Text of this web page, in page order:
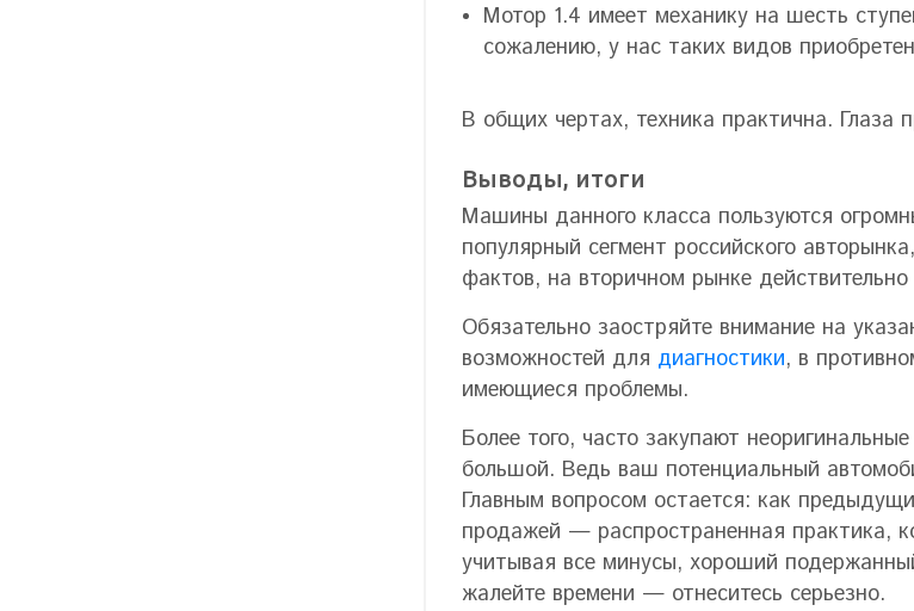
Мотор 1.4 имеет механику на шесть
сожалению, у нас таких видов
В общих чертах, техника практична. Глаза
Выводы, итоги
Машины данного класса пользуются
популярный сегмент российского
фактов, на вторичном рынке
Обязательно заостряйте внимание на
возможностей для диагностики, в
имеющиеся проблемы.
Более того, часто закупают
большой. Ведь ваш потенциальный
Главным вопросом остается: как
продажей — распространенная практика,
учитывая все минусы, хороший
жалейте времени — отнеситесь серьезно.